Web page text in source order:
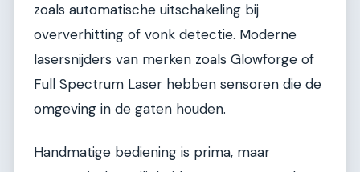
zoals automatische uitschakeling bij
oververhitting of vonk detectie. Moderne
lasersnijders van merken zoals Glowforge of
Full Spectrum Laser hebben sensoren die de
omgeving in de gaten houden.
Handmatige bediening is prima, maar